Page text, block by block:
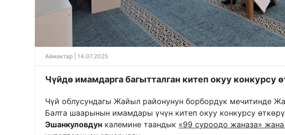
Аймактар | 14.07.2025
Чүйдө имамдарга багытталган китеп окуу конкурсу
Чүй облусундагы Жайыл районунун борбордук мечитинде
Балта шаарынын имамдары үчүн китеп окуу конкурсу
Эшанкуловдун калемине таандык «99 суроодо жаназа»